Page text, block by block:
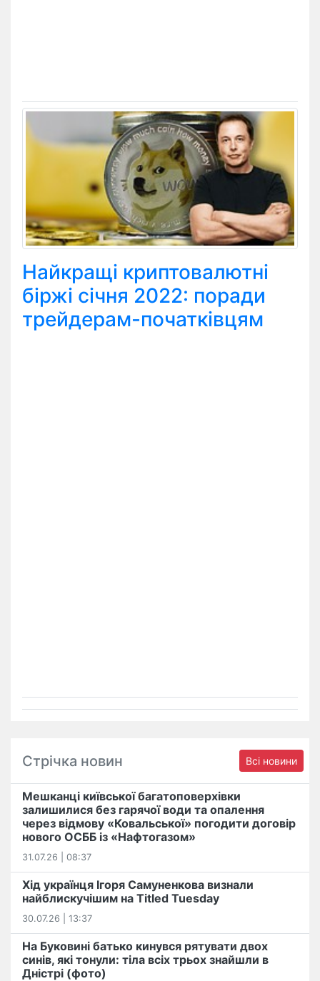
Найкращі криптовалютні
біржі січня 2022: поради
трейдерам-початківцям
Стрічка новин Всі новини
Мешканці київської багатоповерхівки
залишилися без гарячої води та опалення
через відмову «Ковальської» погодити договір
нового ОСББ із «Нафтогазом»
31.07.26 | 08:37
Хід українця Ігоря Самуненкова визнали
найблискучішим на Titled Tuesday
30.07.26 | 13:37
На Буковині батько кинувся рятувати двох
синів, які тонули: тіла всіх трьох знайшли в
Дністрі (фото)